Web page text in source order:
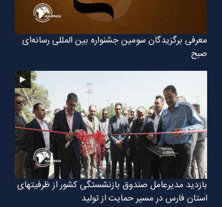
معرفی برگزیدگان سومین جشنواره بین المللی رسانه‌ای
صبح
بازدید مدیرعامل صندوق بازنشستگی کشور از ظرفیتهای
استان فارس در مسیر حمایت از تولید